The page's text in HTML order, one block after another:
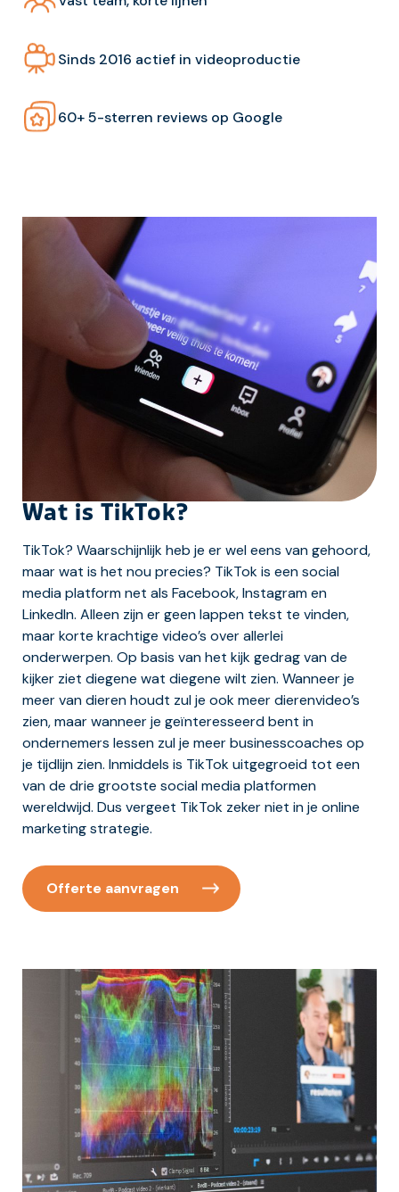
Sinds 2016 actief in videoproductie
60+ 5-sterren reviews op Google
Wat is TikTok?
TikTok? Waarschijnlijk heb je er wel eens van gehoord,
maar wat is het nou precies? TikTok is een social
media platform net als Facebook, Instagram en
LinkedIn. Alleen zijn er geen lappen tekst te vinden,
maar korte krachtige video’s over allerlei
onderwerpen. Op basis van het kijk gedrag van de
kijker ziet diegene wat diegene wilt zien. Wanneer je
meer van dieren houdt zul je ook meer dierenvideo’s
zien, maar wanneer je geïnteresseerd bent in
ondernemers lessen zul je meer businesscoaches op
je tijdlijn zien. Inmiddels is TikTok uitgegroeid tot een
van de drie grootste social media platformen
wereldwijd. Dus vergeet TikTok zeker niet in je online
marketing strategie.
Offerte aanvragen